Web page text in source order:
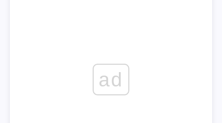
ad